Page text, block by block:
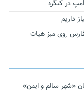
در کنگره
داریم
فارس روی میز هیات
«شهر سالم و ایمن»